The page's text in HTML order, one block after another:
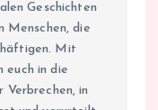
Geschichten
Menschen, die
Mit
euch in die
Verbrechen, in